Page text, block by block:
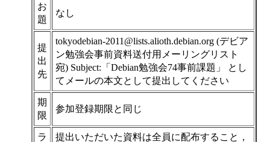
お
題
なし
提
出
先
tokyodebian-2011@lists.alioth.debian.org (デビア
ン勉強会事前資料送付用メーリングリスト
宛) Subject:「Debian勉強会74事前課題」 とし
てメールの本文として提出してください
期
限
参加登録期限と同じ
ラ
提出いただいた資料は全員に配布すること，